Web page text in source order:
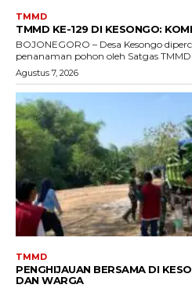
TMMD
TMMD KE-129 DI KESONGO:
BOJONEGORO – Desa Kesongo
penanaman pohon oleh Satgas TMMD
Agustus 7, 2026
TMMD
PENGHIJAUAN BERSAMA DI
DAN WARGA